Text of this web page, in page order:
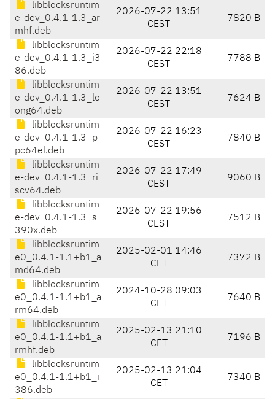
libblocksruntim
e-dev_0.4.1-1.3_ar
mhf.deb
2026-07-22 13:51
CEST
7820 B
libblocksruntim
e-dev_0.4.1-1.3_i3
86.deb
2026-07-22 22:18
CEST
7788 B
libblocksruntim
e-dev_0.4.1-1.3_lo
ong64.deb
2026-07-22 13:51
CEST
7624 B
libblocksruntim
e-dev_0.4.1-1.3_p
pc64el.deb
2026-07-22 16:23
CEST
7840 B
libblocksruntim
e-dev_0.4.1-1.3_ri
scv64.deb
2026-07-22 17:49
CEST
9060 B
libblocksruntim
e-dev_0.4.1-1.3_s
390x.deb
2026-07-22 19:56
CEST
7512 B
libblocksruntim
e0_0.4.1-1.1+b1_a
md64.deb
2025-02-01 14:46
CET
7372 B
libblocksruntim
e0_0.4.1-1.1+b1_a
rm64.deb
2024-10-28 09:03
CET
7640 B
libblocksruntim
e0_0.4.1-1.1+b1_a
rmhf.deb
2025-02-13 21:10
CET
7196 B
libblocksruntim
e0_0.4.1-1.1+b1_i
386.deb
2025-02-13 21:04
CET
7340 B